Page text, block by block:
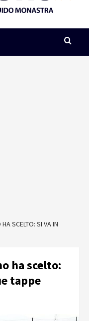
SCELTO: SI VA IN
ha scelto:
tappe